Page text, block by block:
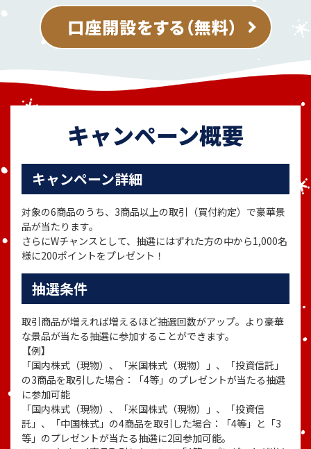
キャンペーン概要
キャンペーン詳細
対象の6商品のうち、3商品以上の取引（買付約定）で豪華景
品が当たります。
さらにWチャンスとして、抽選にはずれた方の中から1,000名
様に200ポイントをプレゼント！
抽選条件
取引商品が増えれば増えるほど抽選回数がアップ。より豪華
な景品が当たる抽選に参加することができます。
【例】
「国内株式（現物）、「米国株式（現物）」、「投資信託」
の3商品を取引した場合：「4等」のプレゼントが当たる抽選
に参加可能
「国内株式（現物）、「米国株式（現物）」、「投資信
託」、「中国株式」の4商品を取引した場合：「4等」と「3
等」のプレゼントが当たる抽選に2回参加可能。